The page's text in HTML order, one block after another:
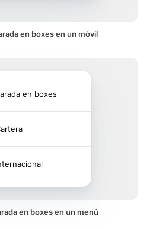
en boxes en un móvil
en boxes
en boxes en un menú